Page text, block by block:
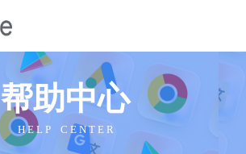
帮助中心
H E L P C E N T E R